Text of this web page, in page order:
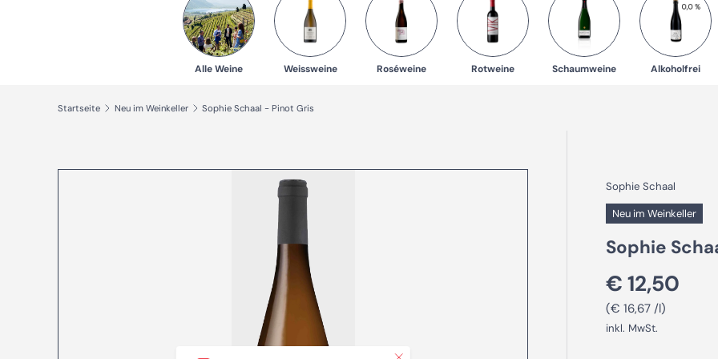
Alle Weine Weissweine Roséweine Rotweine Schaumweine Alkoholfrei
Startseite Neu im Weinkeller Sophie Schaal - Pinot Gris
Schließen
Sophie Schaal
Neu im Weinkeller
Sophie
Normaler
€ 12,50
Grundpreis
€ 16,67 /l
inkl. MwSt.